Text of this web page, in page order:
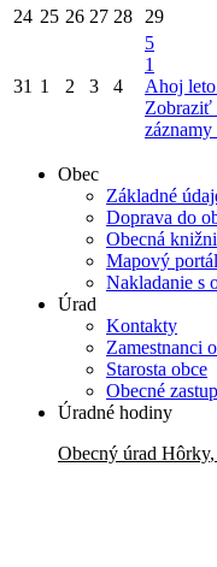
24 25 26 27 28 29
31 1 2 3 4
5
1
Ahoj
Zobraziť
záznamy
Obec
Základné
Doprava do
Obecná
Mapový
Nakladanie s
Úrad
Kontakty
Zamestnanci
Starosta obce
Obecné
Úradné hodiny
Obecný úrad Hôrky,